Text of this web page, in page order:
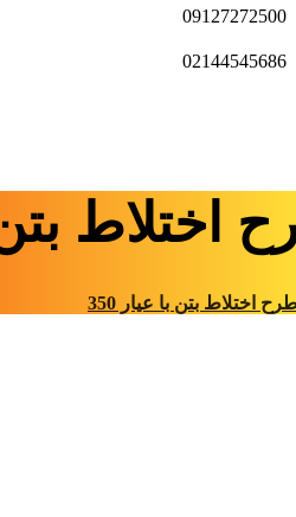
09127272500
02144545686
اختلاط بتن با
اختلاط بتن با عیار 350